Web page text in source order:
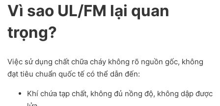
Vì sao UL/FM lại quan
trọng?
Việc sử dụng chất chữa cháy không rõ nguồn gốc, không
đạt tiêu chuẩn quốc tế có thể dẫn đến:
Khí chứa tạp chất, không đủ nồng độ, không dập được